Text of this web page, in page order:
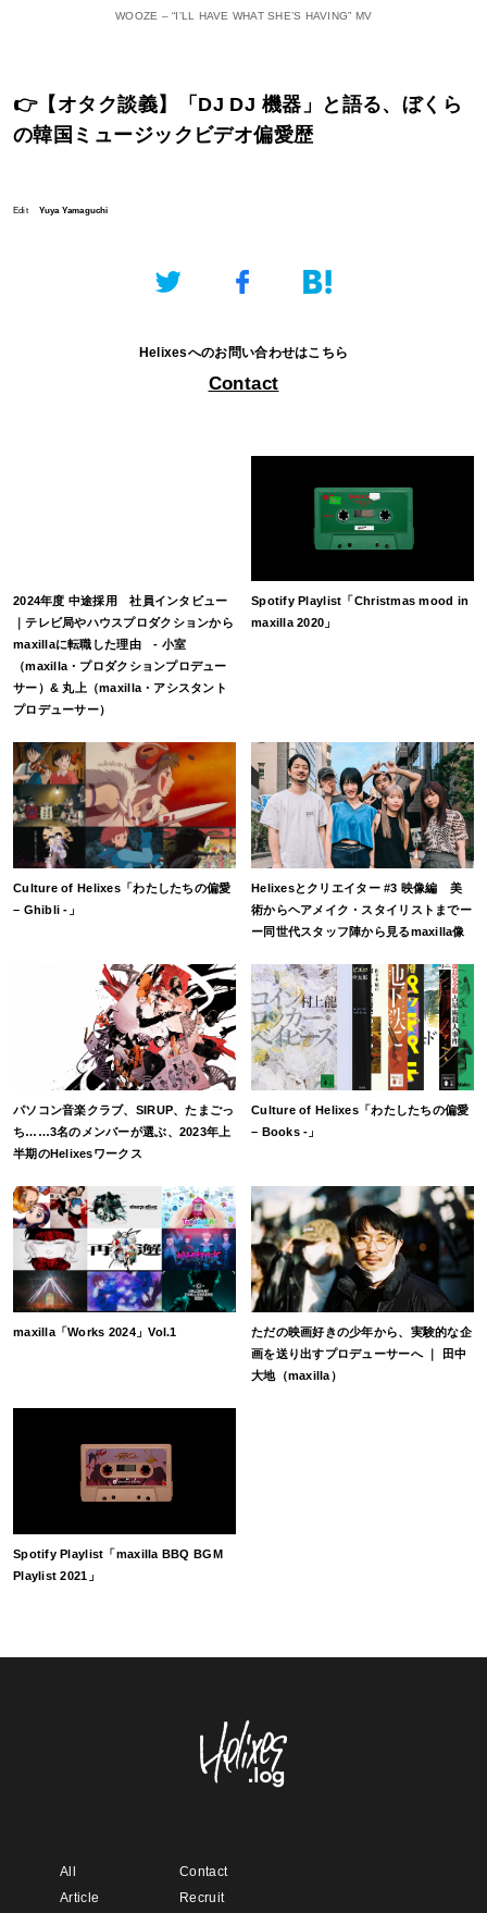
WOOZE – “I’LL HAVE WHAT SHE’S HAVING” MV
👉【オタク談義】「DJ DJ 機器」と語る、ぼくら
の韓国ミュージックビデオ偏愛歴
Edit Yuya Yamaguchi
Helixesへのお問い合わせはこちら
Contact
2024年度 中途採用 社員インタビュー
｜テレビ局やハウスプロダクションから
maxillaに転職した理由 - 小室
（maxilla・プロダクションプロデュー
サー）& 丸上（maxilla・アシスタント
プロデューサー）
Spotify Playlist「Christmas mood in
maxilla 2020」
Culture of Helixes「わたしたちの偏愛
– Ghibli -」
Helixesとクリエイター #3 映像編 美
術からヘアメイク・スタイリストまでー
ー同世代スタッフ陣から見るmaxilla像
パソコン音楽クラブ、SIRUP、たまごっ
ち……3名のメンバーが選ぶ、2023年上
半期のHelixesワークス
Culture of Helixes「わたしたちの偏愛
– Books -」
maxilla「Works 2024」Vol.1
ただの映画好きの少年から、実験的な企
画を送り出すプロデューサーへ ｜ 田中
大地（maxilla）
Spotify Playlist「maxilla BBQ BGM
Playlist 2021」
All
Article
Contact
Recruit